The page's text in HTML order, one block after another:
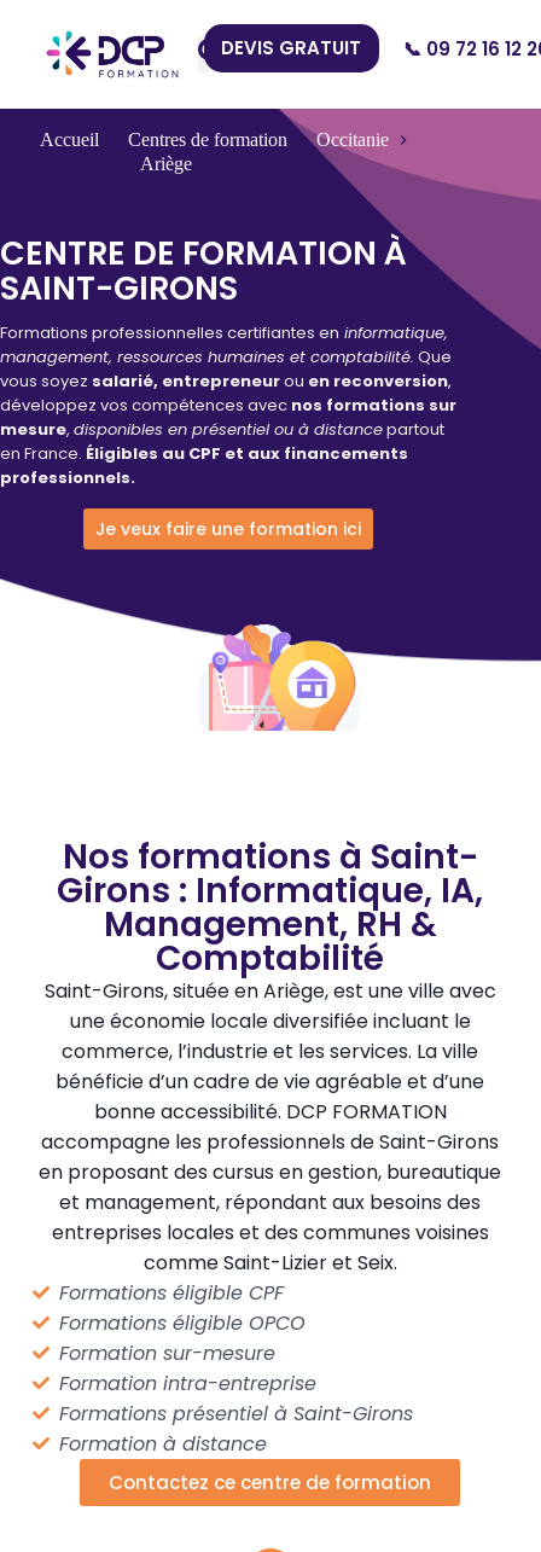
DEVIS GRATUIT 📞 09 72 16 12
Accueil Centres de formation
Occitanie
Ariège
CENTRE DE FORMATION À
SAINT-GIRONS
Formations professionnelles certifiantes en informatique,
management, ressources humaines et comptabilité. Que
vous soyez salarié, entrepreneurou en reconversion,
développez vos compétences avec nos formations sur
mesure, disponibles en présentiel ou à distancepartout
en France. Éligibles au CPF et aux financements
professionnels.
Je veux faire une formation ici
Nos formations à Saint-
Girons : Informatique, IA,
Management, RH &
Comptabilité
Saint-Girons, située en Ariège, est une ville avec
une économie locale diversifiée incluant le
commerce, l’industrie et les services. La ville
bénéficie d’un cadre de vie agréable et d’une
bonne accessibilité. DCP FORMATION
accompagne les professionnels de Saint-Girons
en proposant des cursus en gestion, bureautique
et management, répondant aux besoins des
entreprises locales et des communes voisines
comme Saint-Lizier et Seix.
Formations éligible CPF
Formations éligible OPCO
Formation sur-mesure
Formation intra-entreprise
Formations présentiel à Saint-Girons
Formation à distance
Contactez ce centre de formation